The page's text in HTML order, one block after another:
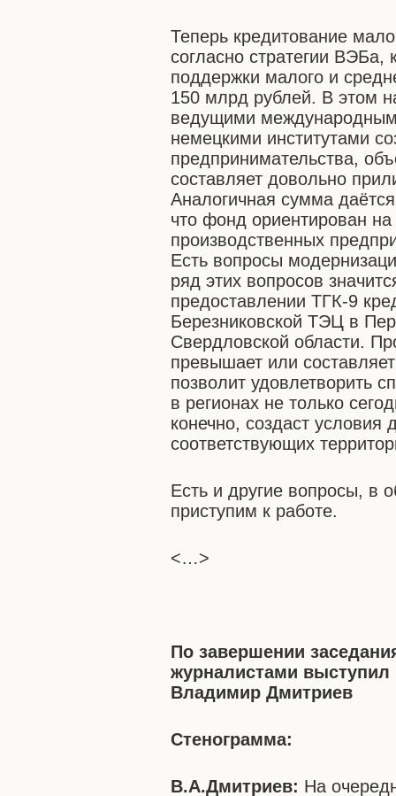
Теперь кредитование
согласно стратегии
поддержки малого и
150 млрд рублей. В этом
ведущими
немецкими институтами
предпринимательства,
составляет довольно
Аналогичная сумма
что фонд ориентирован
производственных
Есть вопросы
ряд этих вопросов
предоставлении ТГК-9
Березниковской ТЭЦ в
Свердловской области.
превышает или
позволит удовлетворить
в регионах не только
конечно, создаст условия
соответствующих
Есть и другие вопросы, в
приступим к работе.
<…>
По завершении
журналистами выступил
Владимир Дмитриев
Стенограмма:
В.А.Дмитриев: На